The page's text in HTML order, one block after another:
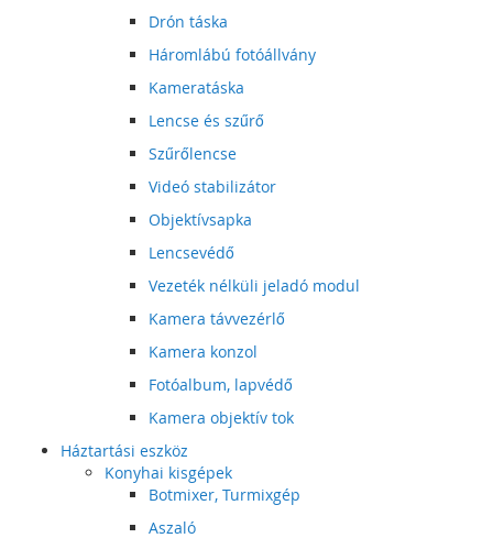
Drón táska
Háromlábú fotóállvány
Kameratáska
Lencse és szűrő
Szűrőlencse
Videó stabilizátor
Objektívsapka
Lencsevédő
Vezeték nélküli jeladó modul
Kamera távvezérlő
Kamera konzol
Fotóalbum, lapvédő
Kamera objektív tok
Háztartási eszköz
Konyhai kisgépek
Botmixer, Turmixgép
Aszaló